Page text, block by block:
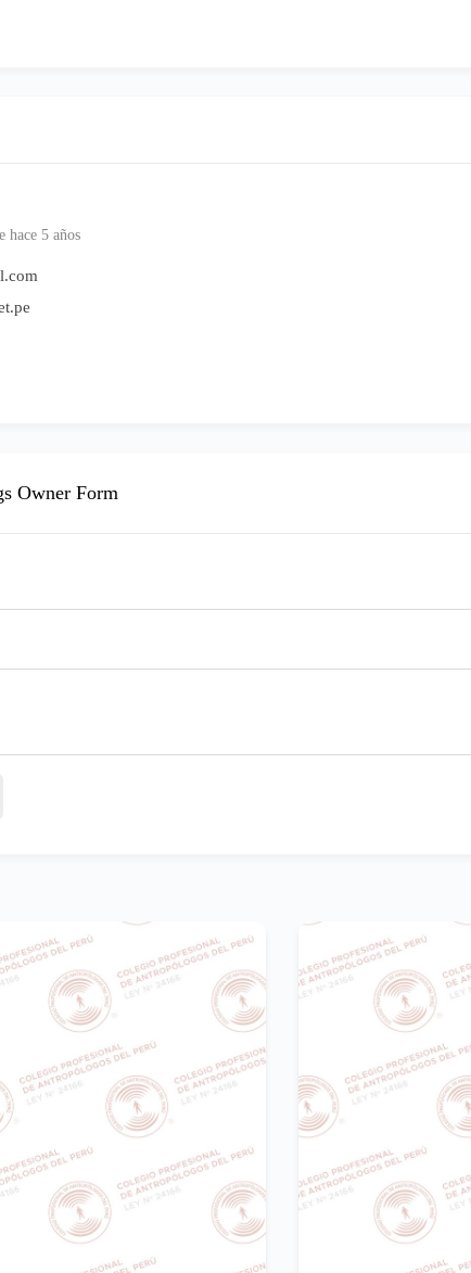
hace 5 años
Owner Form